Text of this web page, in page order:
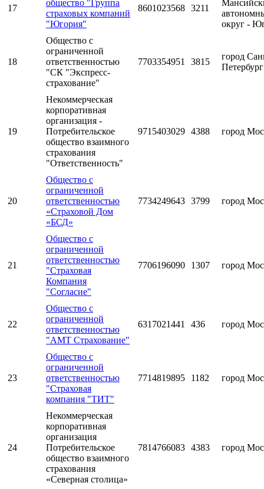
17
общество "Группа
страховых компаний
"Югория"
8601023568 3211
округ -
18
Общество с
ограниченной
ответственностью
"СК "Экспресс-
страхование"
7703354951 3815
город
Петербург
19
Некоммерческая
корпоративная
организация -
Потребительское
общество взаимного
страхования
"Ответственность"
9715403029 4388 город
20
Общество с
ограниченной
ответственностью
«Страховой Дом
«БСД»
7734249643 3799 город
21
Общество с
ограниченной
ответственностью
"Страховая
Компания
"Согласие"
7706196090 1307 город
22
Общество с
ограниченной
ответственностью
"АМТ Страхование"
6317021441 436 город
23
Общество с
ограниченной
ответственностью
"Страховая
компания "ТИТ"
7714819895 1182 город
24
Некоммерческая
корпоративная
организация
Потребительское
общество взаимного
страхования
«Северная столица»
7814766083 4383 город